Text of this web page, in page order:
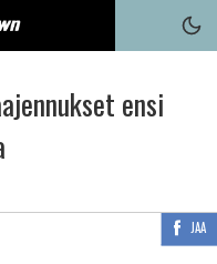
ensi
JAA